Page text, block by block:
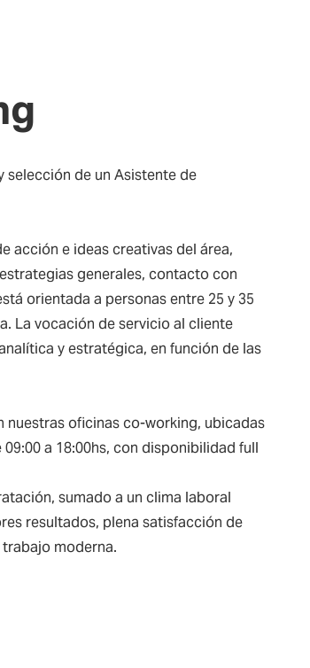
selección de un Asistente de
acción e ideas creativas del área,
generales, contacto con
orientada a personas entre 25 y 35
La vocación de servicio al cliente
y estratégica, en función de las
nuestras oficinas co-working, ubicadas
a 18:00hs, con disponibilidad full
sumado a un clima laboral
resultados, plena satisfacción de
moderna.